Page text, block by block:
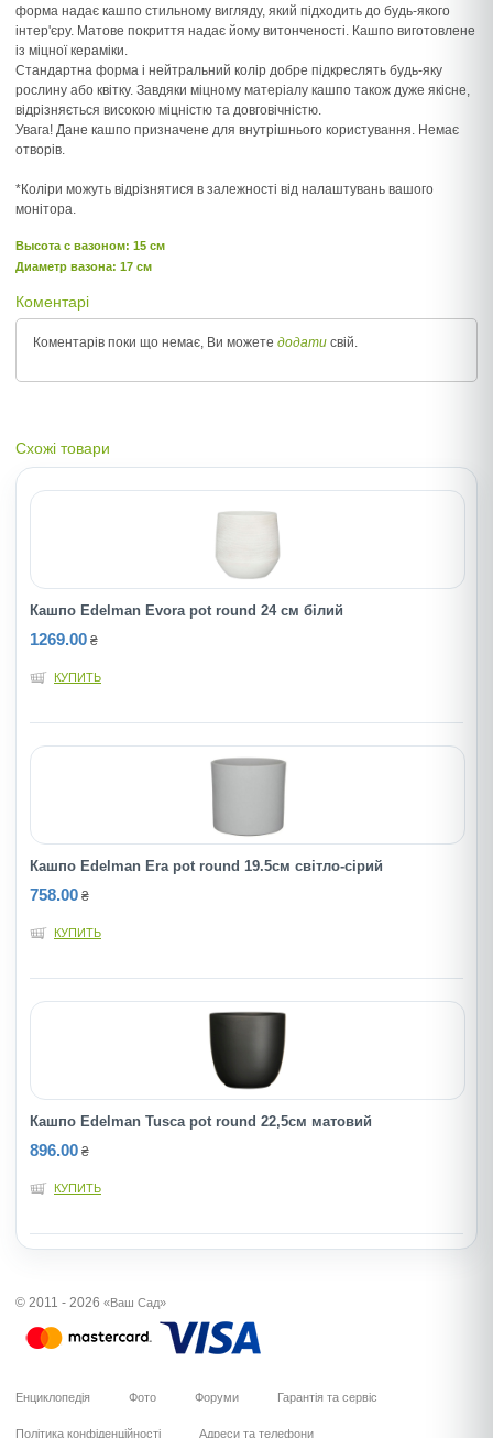
форма надає кашпо стильному вигляду, який підходить до будь-якого
інтер'єру. Матове покриття надає йому витонченості. Кашпо виготовлене
із міцної кераміки.
Стандартна форма і нейтральний колір добре підкреслять будь-яку
рослину або квітку. Завдяки міцному матеріалу кашпо також дуже якісне,
відрізняється високою міцністю та довговічністю.
Увага! Дане кашпо призначене для внутрішнього користування. Немає
отворів.
*Коліри можуть відрізнятися в залежності від налаштувань вашого
монітора.
Высота c вазоном: 15 см
Диаметр вазона: 17 см
Коментарі
Коментарів поки що немає, Ви можете додати свій.
Схожі товари
Кашпо Edelman Evora pot round 24 см бiлий
1269.00 ₴
КУПИТЬ
Кашпо Edelman Era pot round 19.5cм світло-сірий
758.00 ₴
КУПИТЬ
Кашпо Edelman Tusca pot round 22,5cм матовий
896.00 ₴
КУПИТЬ
© 2011 - 2026 «Ваш Сад»
Енциклопедія Фото Форуми Гарантія та сервіс
Політика конфіденційності Адреси та телефони